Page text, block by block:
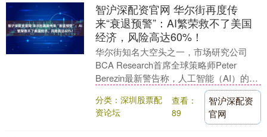
智沪深配资官网 华尔街再度传
来“衰退预警”：AI繁荣救不了美国
经济，风险高达60%！
华尔街知名大空头之一，市场研究公司
BCA Research首席全球策略师Peter
Berezin最新警告称，人工智能（AI）的繁
荣可能不足以阻止经济衰退的发生....
分类：深圳股票配
资论坛
查看：
89
智沪深配资
官网